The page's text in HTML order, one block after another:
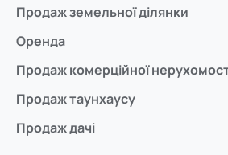
Продаж земельної ділянки
Оренда
Продаж комерційної
Продаж таунхаусу
Продаж дачі